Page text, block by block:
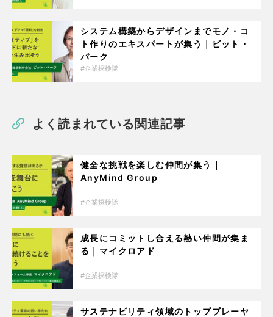
システム構築からデザインまでモノ・コ
ト作りのエキスパートが集う｜ビット・
パーク
企業探検隊
よく読まれている関連記事
健全な挑戦を楽しむ仲間が集う｜
AnyMind Group
企業探検隊
成長にコミットし合える熱い仲間が集ま
る｜マイクロアド
企業探検隊
サステナビリティ領域のトッププレーヤ